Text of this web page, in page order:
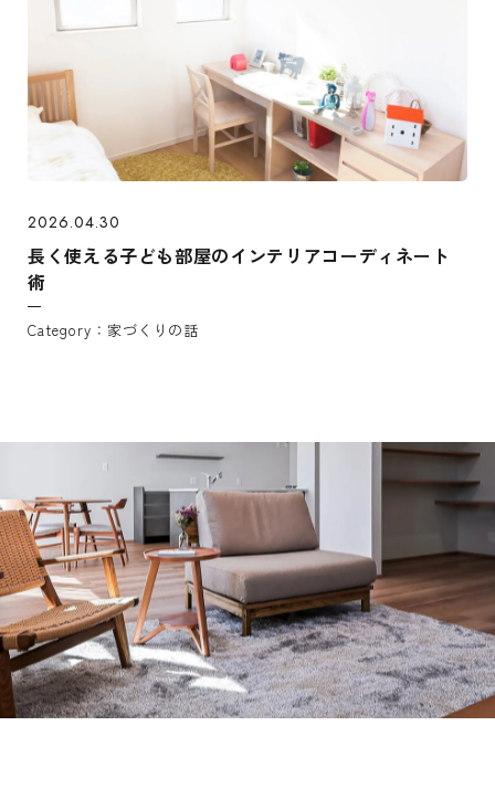
2026.04.30
長く使える子ども部屋のインテリアコーディネート
術
家づくりの話